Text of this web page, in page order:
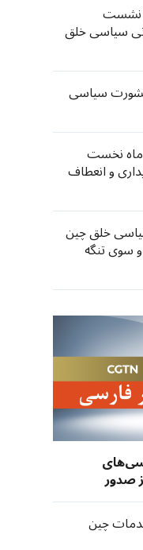
نشست
سیاسی خلق
سیاسی
تجارت خارجی چین در 10 ماه نخست
و انعطاف
خلق چین
سوی تنگه
صدور
سوی
خدمات چین